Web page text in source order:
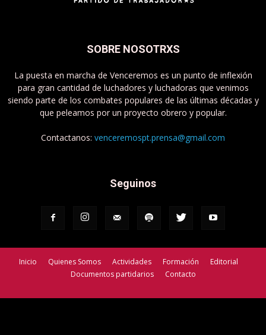
SOBRE NOSOTRXS
La puesta en marcha de Venceremos es un punto de inflexión
para gran cantidad de luchadores y luchadoras que venimos
siendo parte de los combates populares de las últimas décadas y
que peleamos por un proyecto obrero y popular.
Contactanos: venceremospt.prensa@gmail.com
Seguinos
Inicio Quienes Somos Actividades Formación
Editorial
Documentos partidarios
Contacto